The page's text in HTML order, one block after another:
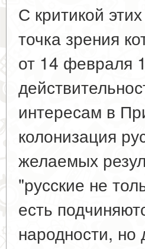
С критикой
точка зрения
от 14 февраля
интересам в
колонизация
желаемых
"русские не
есть
народности, но